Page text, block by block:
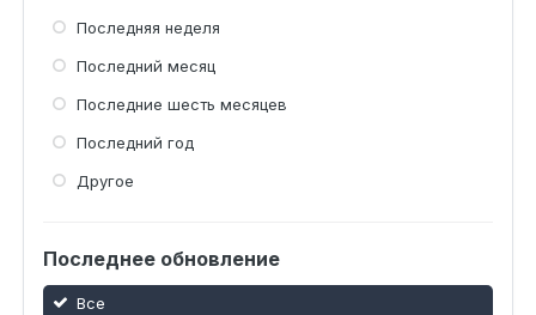
Последняя неделя
Последний месяц
Последние шесть месяцев
Последний год
Другое
Последнее обновление
Все